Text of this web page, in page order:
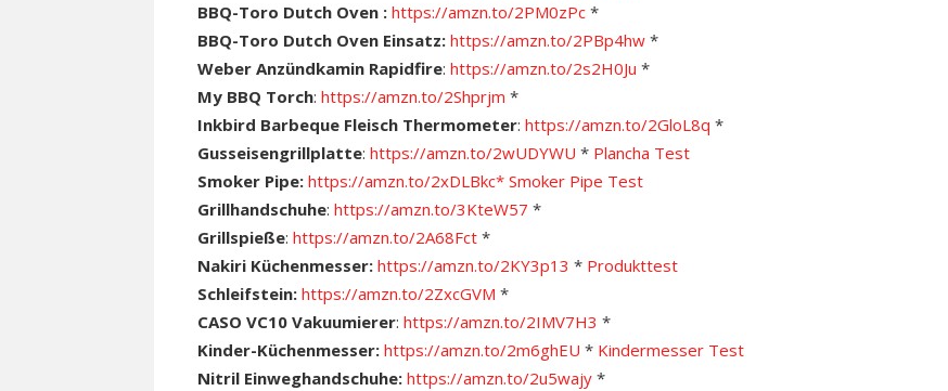
BBQ-Toro Dutch Oven : https://amzn.to/2PM0zPc *
BBQ-Toro Dutch Oven Einsatz: https://amzn.to/2PBp4hw *
Weber Anzündkamin Rapidfire: https://amzn.to/2s2H0Ju *
My BBQ Torch: https://amzn.to/2Shprjm *
Inkbird Barbeque Fleisch Thermometer: https://amzn.to/2GloL8q *
Gusseisengrillplatte: https://amzn.to/2wUDYWU * Plancha Test
Smoker Pipe: https://amzn.to/2xDLBkc* Smoker Pipe Test
Grillhandschuhe: https://amzn.to/3KteW57 *
Grillspieße: https://amzn.to/2A68Fct *
Nakiri Küchenmesser: https://amzn.to/2KY3p13 * Produkttest
Schleifstein: https://amzn.to/2ZxcGVM *
CASO VC10 Vakuumierer: https://amzn.to/2IMV7H3 *
Kinder-Küchenmesser: https://amzn.to/2m6ghEU * Kindermesser Test
Nitril Einweghandschuhe: https://amzn.to/2u5wajy *